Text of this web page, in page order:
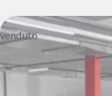
venduto